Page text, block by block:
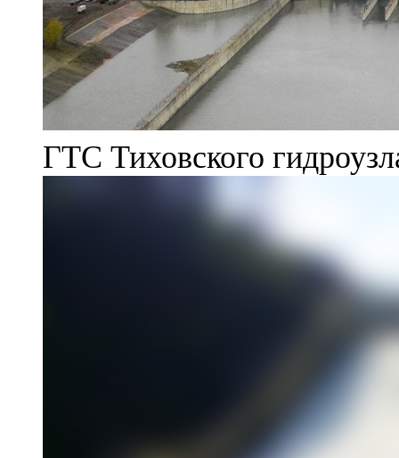
ГТС Тиховского